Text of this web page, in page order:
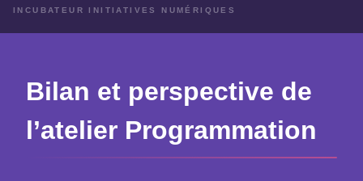
INCUBATEUR INITIATIVES NUMÉRIQUES
Bilan et perspective de
l’atelier Programmation